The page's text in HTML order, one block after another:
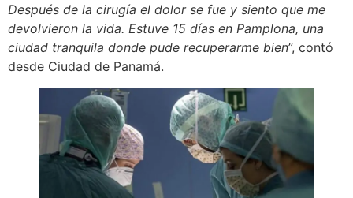
Después de la cirugía el dolor se fue y siento que me
devolvieron la vida. Estuve 15 días en Pamplona, una
ciudad tranquila donde pude recuperarme bien”, contó
desde Ciudad de Panamá.